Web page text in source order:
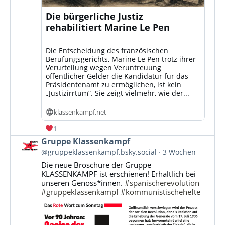
Die bürgerliche Justiz
rehabilitiert Marine Le Pen
Die Entscheidung des französischen
Berufungsgerichts, Marine Le Pen trotz ihrer
Verurteilung wegen Veruntreuung
öffentlicher Gelder die Kandidatur für das
Präsidentenamt zu ermöglichen, ist kein
„Justizirrtum“. Sie zeigt vielmehr, wie der...
klassenkampf.net
1
Beitrag
von
Gruppe
Klassenkampf
Bluesky
ansehen
Gruppe Klassenkampf
@gruppeklassenkampf.bsky.social 3 Wochen
Die neue Broschüre der Gruppe
KLASSENKAMPF ist erschienen! Erhältlich bei
unseren Genoss*innen.#spanischerevolution
#gruppeklassenkampf #kommunistischehefte